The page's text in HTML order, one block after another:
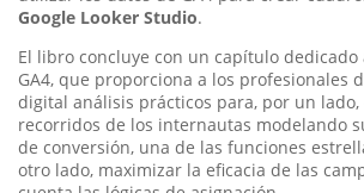
Google Looker Studio.
El libro concluye con un capítulo dedicado
GA4, que proporciona a los profesionales
digital análisis prácticos para, por un
recorridos de los internautas modelando
de conversión, una de las funciones
otro lado, maximizar la eficacia de las